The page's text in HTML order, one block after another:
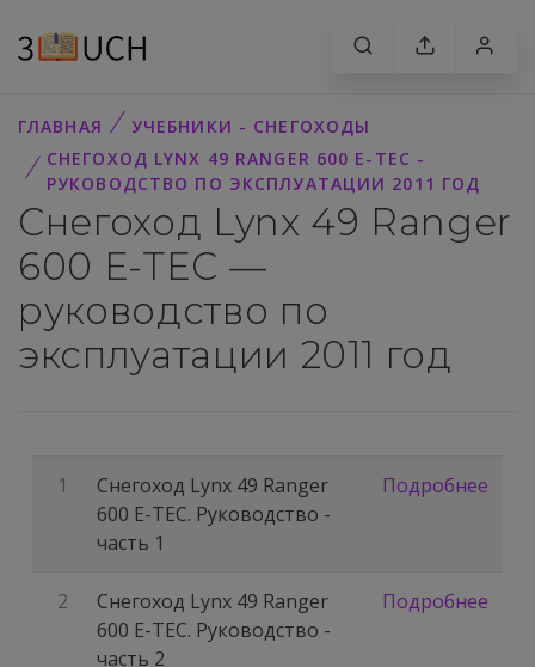
ГЛАВНАЯ
УЧЕБНИКИ - СНЕГОХОДЫ
СНЕГОХОД LYNX 49 RANGER 600 E-TEC -
РУКОВОДСТВО ПО ЭКСПЛУАТАЦИИ 2011 ГОД
Снегоход Lynx 49 Ranger
600 E-TEC —
руководство по
эксплуатации 2011 год
1
Снегоход Lynx 49 Ranger
600 E-TEC. Руководство -
часть 1
Подробнее
2
Снегоход Lynx 49 Ranger
600 E-TEC. Руководство -
часть 2
Подробнее